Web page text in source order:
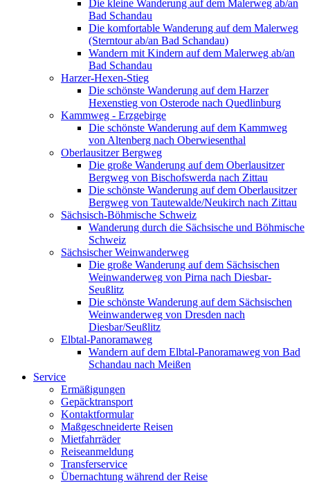
Die kleine Wanderung auf dem Malerweg ab/an
Bad Schandau
Die komfortable Wanderung auf dem Malerweg
(Sterntour ab/an Bad Schandau)
Wandern mit Kindern auf dem Malerweg ab/an
Bad Schandau
Harzer-Hexen-Stieg
Die schönste Wanderung auf dem Harzer
Hexenstieg von Osterode nach Quedlinburg
Kammweg - Erzgebirge
Die schönste Wanderung auf dem Kammweg
von Altenberg nach Oberwiesenthal
Oberlausitzer Bergweg
Die große Wanderung auf dem Oberlausitzer
Bergweg von Bischofswerda nach Zittau
Die schönste Wanderung auf dem Oberlausitzer
Bergweg von Tautewalde/Neukirch nach Zittau
Sächsisch-Böhmische Schweiz
Wanderung durch die Sächsische und Böhmische
Schweiz
Sächsischer Weinwanderweg
Die große Wanderung auf dem Sächsischen
Weinwanderweg von Pirna nach Diesbar-
Seußlitz
Die schönste Wanderung auf dem Sächsischen
Weinwanderweg von Dresden nach
Diesbar/Seußlitz
Elbtal-Panoramaweg
Wandern auf dem Elbtal-Panoramaweg von Bad
Schandau nach Meißen
Service
Ermäßigungen
Gepäcktransport
Kontaktformular
Maßgeschneiderte Reisen
Mietfahrräder
Reiseanmeldung
Transferservice
Übernachtung während der Reise